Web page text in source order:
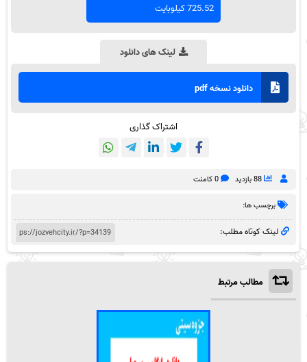
725.52 کیلوبایت
لینک های دانلود
دانلود نسخه pdf
اشتراک گذاری
88 بازدید 0 کامنت
برچسب ها:
لینک کوتاه مطلب:
مطالب مرتبط